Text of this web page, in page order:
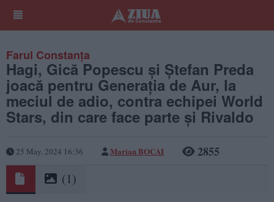
Farul Constanța
Hagi, Gică Popescu și Ștefan Preda
joacă pentru Generația de Aur, la
meciul de adio, contra echipei World
Stars, din care face parte și Rivaldo
25 May, 2024 16:36 Marian BOCAI 2855
(1)